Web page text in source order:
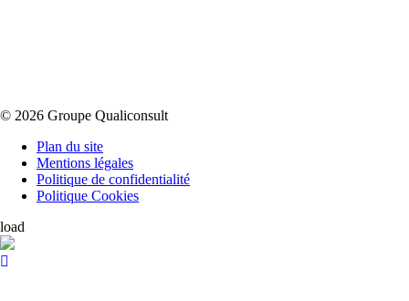
© 2026 Groupe Qualiconsult
Plan du site
Mentions légales
Politique de confidentialité
Politique Cookies
load